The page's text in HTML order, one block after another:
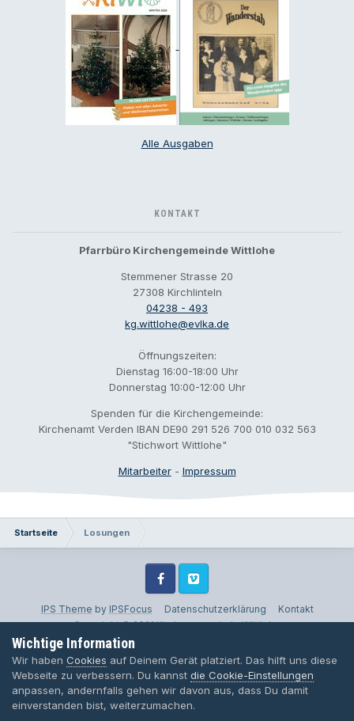
Alle Ausgaben
KONTAKT
Pfarrbüro Kirchengemeinde Wittlohe
Stemmener Strasse 20
27308 Kirchlinteln
04238 - 493
kg.wittlohe@evlka.de
Öffnungszeiten:
Dienstag 16:00-18:00 Uhr
Donnerstag 10:00-12:00 Uhr
Spenden für die Kirchengemeinde:
Kirchenamt Verden IBAN DE90 291 526 700 010 032 563
"Stichwort Wittlohe"
Mitarbeiter- Impressum
Startseite Losungen
IPS Theme by IPSFocus Datenschutzerklärung Kontakt
FacebookVimeo
Copyright © 2021 Kirchengemeinde Wittlohe
Powered by Invision Community
Wichtige Information
Wir haben Cookies auf Deinem Gerät platziert. Das hilft uns diese
Webseite zu verbessern. Du kannst die Cookie-Einstellungen
anpassen, andernfalls gehen wir davon aus, dass Du damit
einverstanden bist, weiterzumachen.